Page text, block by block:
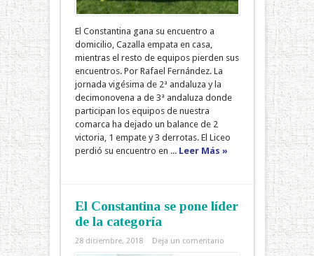
El Constantina gana su encuentro a
domicilio, Cazalla empata en casa,
mientras el resto de equipos pierden sus
encuentros. Por Rafael Fernández. La
jornada vigésima de 2ª andaluza y la
decimonovena a de 3ª andaluza donde
participan los equipos de nuestra
comarca ha dejado un balance de 2
victoria, 1 empate y 3 derrotas. El Liceo
perdió su encuentro en ... Leer Más »
El Constantina se pone líder
de la categoría
28 diciembre, 2018 Deja un comentario